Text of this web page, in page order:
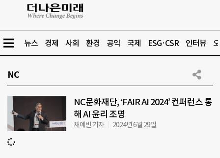
뉴스 경제 사회 환경 공익 국제 ESG·CSR 인터뷰
NC
NC문화재단, ‘FAIR AI 2024’ 컨퍼런스 통
해 AI 윤리 조명
채예빈 기자 2024년 6월 29일